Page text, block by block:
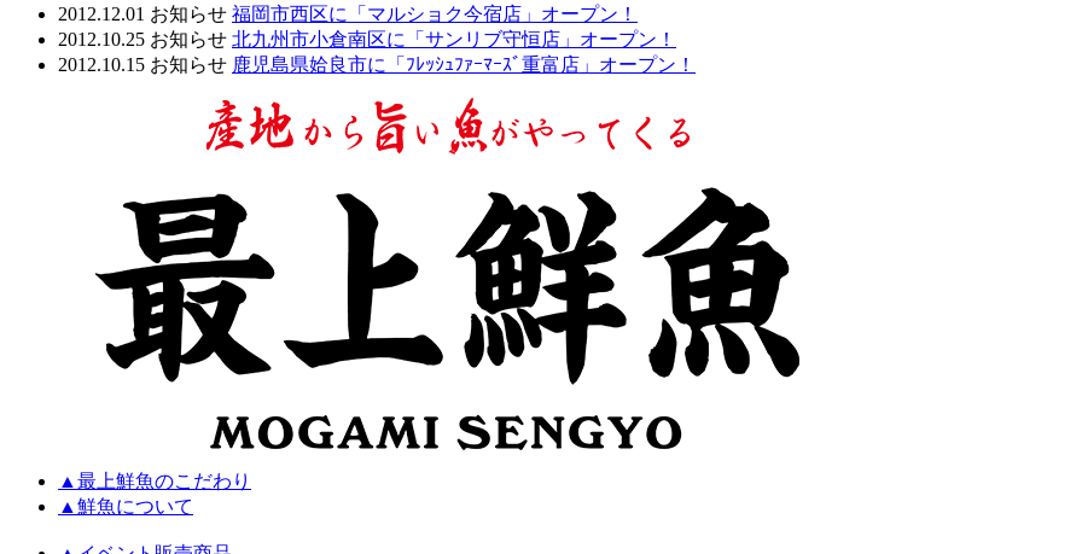
2012.12.01 お知らせ 福岡市西区に「マルショク今宿店」オープン！
2012.10.25 お知らせ 北九州市小倉南区に「サンリブ守恒店」オープン！
2012.10.15 お知らせ 鹿児島県姶良市に「ﾌﾚｯｼｭﾌｧｰﾏｰｽﾞ重富店」オープン！
▲ 最上鮮魚のこだわり
▲ 鮮魚について